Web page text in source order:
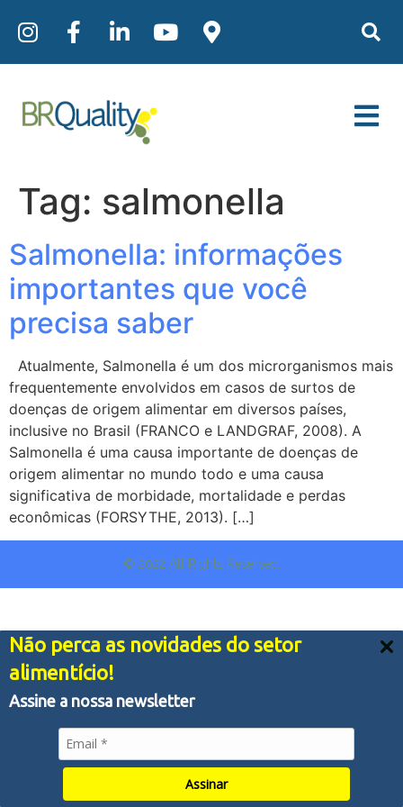
Não perca as novidades do setor
alimentício!
Assine a nossa newsletter
Assinar
Tag: salmonella
Salmonella: informações
importantes que você
precisa saber
Atualmente, Salmonella é um dos microrganismos mais
frequentemente envolvidos em casos de surtos de
doenças de origem alimentar em diversos países,
inclusive no Brasil (FRANCO e LANDGRAF, 2008). A
Salmonella é uma causa importante de doenças de
origem alimentar no mundo todo e uma causa
significativa de morbidade, mortalidade e perdas
econômicas (FORSYTHE, 2013). […]
© 2022 All Rights Reserved.
Nós usamos cookies e outras tecnologias semelhantes
para melhorar a sua experiência em nossos serviços,
personalizar publicidade e recomendar conteúdo de seu
com tal monitoramento.Política de Privacidade
Aceitar tudo